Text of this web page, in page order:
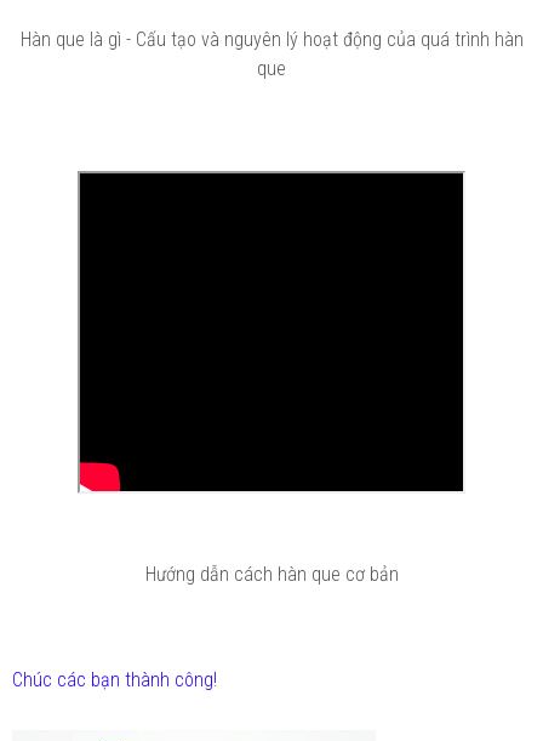
Hàn que là gì - Cấu tạo và nguyên lý hoạt động của quá trình hàn
que
Hướng dẫn cách hàn que cơ bản
Chúc các bạn thành công!